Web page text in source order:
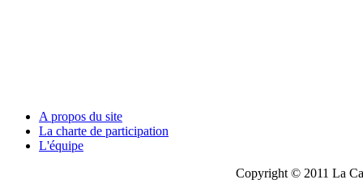
A propos du site
La charte de participation
L'équipe
Copyright © 2011 La